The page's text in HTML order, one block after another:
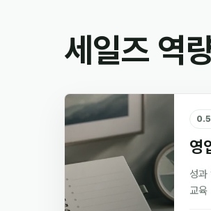
세일즈 역
0.5
영
성과
교육